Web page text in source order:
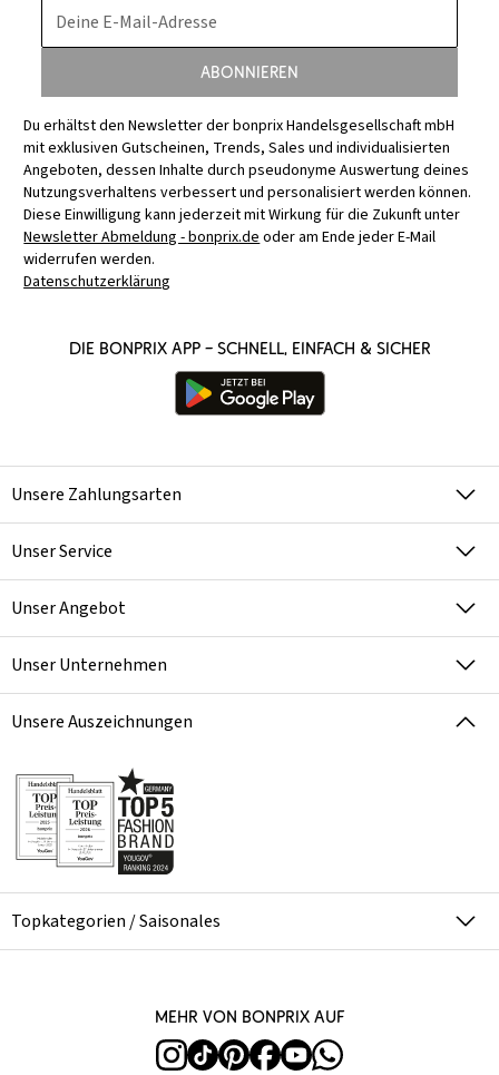
Deine E-Mail-Adresse
Abonnieren
Du erhältst den Newsletter der bonprix Handelsgesellschaft mbH
mit exklusiven Gutscheinen, Trends, Sales und individualisierten
Angeboten, dessen Inhalte durch pseudonyme Auswertung deines
Nutzungsverhaltens verbessert und personalisiert werden können.
Diese Einwilligung kann jederzeit mit Wirkung für die Zukunft unter
Newsletter Abmeldung - bonprix.deoder am Ende jeder E-Mail
widerrufen werden.
Datenschutzerklärung
Die bonprix App – schnell, einfach & sicher
Unsere Zahlungsarten
Unser Service
Unser Angebot
Unser Unternehmen
Unsere Auszeichnungen
Topkategorien / Saisonales
Mehr von bonprix auf